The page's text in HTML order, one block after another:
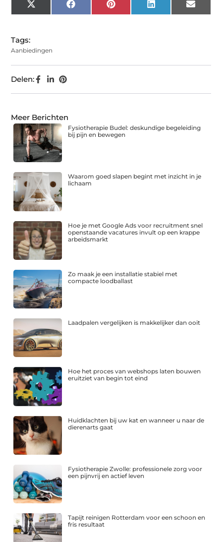
X
(Twitter)
Facebook Pinterest LinkedIn Email
Tags:
Aanbiedingen
Delen:
Meer Berichten
Fysiotherapie Budel: deskundige begeleiding
bij pijn en bewegen
Waarom goed slapen begint met inzicht in je
lichaam
Hoe je met Google Ads voor recruitment snel
openstaande vacatures invult op een krappe
arbeidsmarkt
Zo maak je een installatie stabiel met
compacte loodballast
Laadpalen vergelijken is makkelijker dan ooit
Hoe het proces van webshops laten bouwen
eruitziet van begin tot eind
Huidklachten bij uw kat en wanneer u naar de
dierenarts gaat
Fysiotherapie Zwolle: professionele zorg voor
een pijnvrij en actief leven
Tapijt reinigen Rotterdam voor een schoon en
fris resultaat